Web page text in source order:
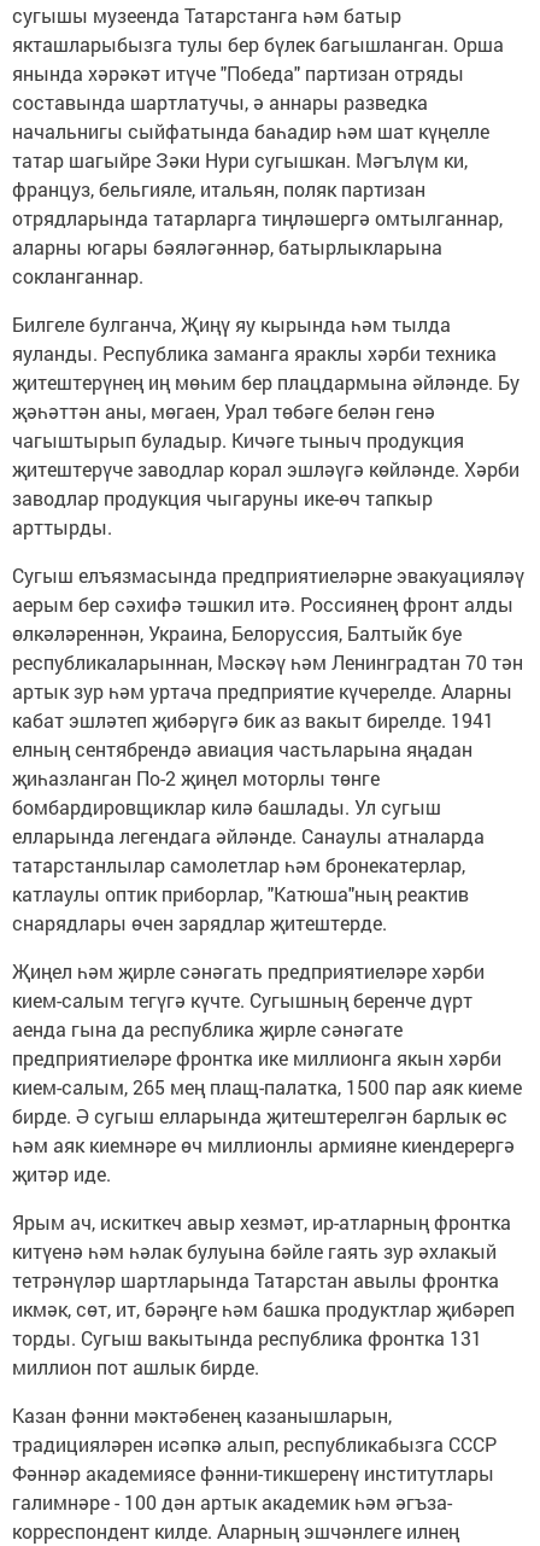
сугышы музеенда Татарстанга һәм батыр
якташларыбызга тулы бер бүлек багышланган. Орша
янында хәрәкәт итүче "Победа" партизан отряды
составында шартлатучы, ә аннары разведка
начальнигы сыйфатында баһадир һәм шат күңелле
татар шагыйре Зәки Нури сугышкан. Мәгълүм ки,
француз, бельгияле, итальян, поляк партизан
отрядларында татарларга тиңләшергә омтылганнар,
аларны югары бәяләгәннәр, батырлыкларына
сокланганнар.
Билгеле булганча, Җиңү яу кырында һәм тылда
яуланды. Республика заманга яраклы хәрби техника
җитештерүнең иң мөһим бер плацдармына әйләнде. Бу
җәһәттән аны, мөгаен, Урал төбәге белән генә
чагыштырып буладыр. Кичәге тыныч продукция
җитештерүче заводлар корал эшләүгә көйләнде. Хәрби
заводлар продукция чыгаруны ике-өч тапкыр
арттырды.
Сугыш елъязмасында предприятиеләрне эвакуацияләү
аерым бер сәхифә тәшкил итә. Россиянең фронт алды
өлкәләреннән, Украина, Белоруссия, Балтыйк буе
республикаларыннан, Мәскәү һәм Ленинградтан 70 тән
артык зур һәм уртача предприятие күчерелде. Аларны
кабат эшләтеп җибәрүгә бик аз вакыт бирелде. 1941
елның сентябрендә авиация частьларына яңадан
җиһазланган По-2 җиңел моторлы төнге
бомбардировщиклар килә башлады. Ул сугыш
елларында легендага әйләнде. Санаулы атналарда
татарстанлылар самолетлар һәм бронекатерлар,
катлаулы оптик приборлар, "Катюша"ның реактив
снарядлары өчен зарядлар җитештерде.
Җиңел һәм җирле сәнәгать предприятиеләре хәрби
кием-салым тегүгә күчте. Сугышның беренче дүрт
аенда гына да республика җирле сәнәгате
предприятиеләре фронтка ике миллионга якын хәрби
кием-салым, 265 мең плащ-палатка, 1500 пар аяк киеме
бирде. Ә сугыш елларында җитештерелгән барлык өс
һәм аяк киемнәре өч миллионлы армияне киендерергә
җитәр иде.
Ярым ач, искиткеч авыр хезмәт, ир-атларның фронтка
китүенә һәм һәлак булуына бәйле гаять зур әхлакый
тетрәнүләр шартларында Татарстан авылы фронтка
икмәк, сөт, ит, бәрәңге һәм башка продуктлар җибәреп
торды. Сугыш вакытында республика фронтка 131
миллион пот ашлык бирде.
Казан фәнни мәктәбенең казанышларын,
традицияләрен исәпкә алып, республикабызга СССР
Фәннәр академиясе фәнни-тикшеренү институтлары
галимнәре - 100 дән артык академик һәм әгъза-
корреспондент килде. Аларның эшчәнлеге илнең